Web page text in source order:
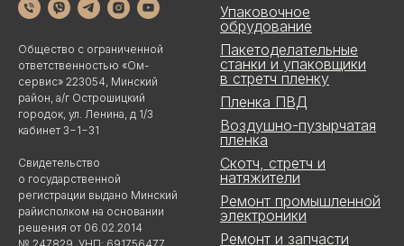
Общество с ограниченной
ответственностью «Ом-
сервис» 223054, Минский
район, а/г Острошицкий
городок, ул. Ленина, д 1/3
кабинет 3−1−31
Свидетельство
о государственной
регистрации выдано Минский
райисполком на основании
решения от 06.02.2014
Упаковочное
обрудование
Пакетоделательные
станки и упаковщики
в стретч пленку
Пленка ПВД
Воздушно-пузырчатая
пленка
Скотч, стретч и
натяжители
Ремонт промышленной
электроники
Ремонт и запчасти